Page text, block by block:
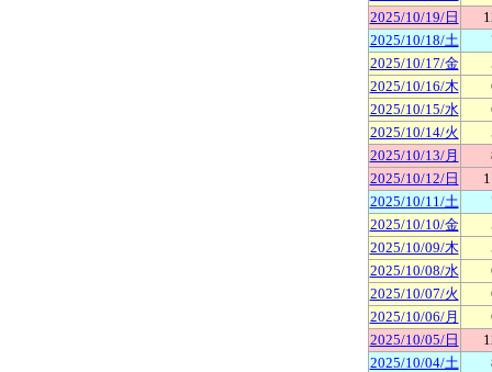
2025/10/19/日
2025/10/18/土
2025/10/17/金
2025/10/16/木
2025/10/15/水
2025/10/14/火
2025/10/13/月
2025/10/12/日
2025/10/11/土
2025/10/10/金
2025/10/09/木
2025/10/08/水
2025/10/07/火
2025/10/06/月
2025/10/05/日
2025/10/04/土